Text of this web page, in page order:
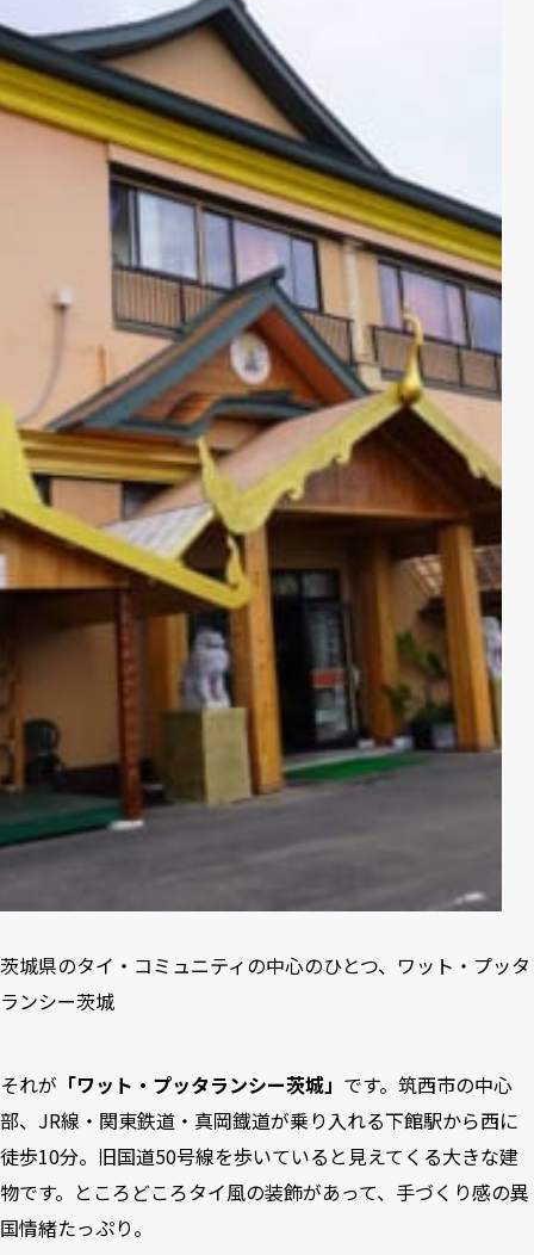
茨城県のタイ・コミュニティの中心のひとつ、ワット・プッタ
ランシー茨城
それが 「ワット・プッタランシー茨城」 です。筑西市の中心
部、JR線・関東鉄道・真岡鐡道が乗り入れる下館駅から西に
徒歩10分。旧国道50号線を歩いていると見えてくる大きな建
物です。ところどころタイ風の装飾があって、手づくり感の異
国情緒たっぷり。